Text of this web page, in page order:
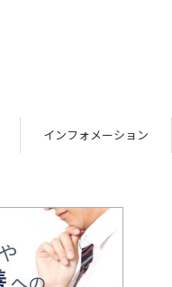
インフォメーション